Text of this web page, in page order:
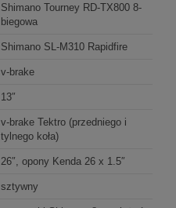
Shimano Tourney RD-TX800 8-
biegowa
Shimano SL-M310 Rapidfire
v-brake
13″
v-brake Tektro (przedniego i
tylnego koła)
26″, opony Kenda 26 x 1.5″
sztywny